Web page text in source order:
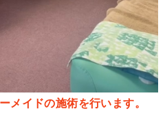
メイドの施術を行います。